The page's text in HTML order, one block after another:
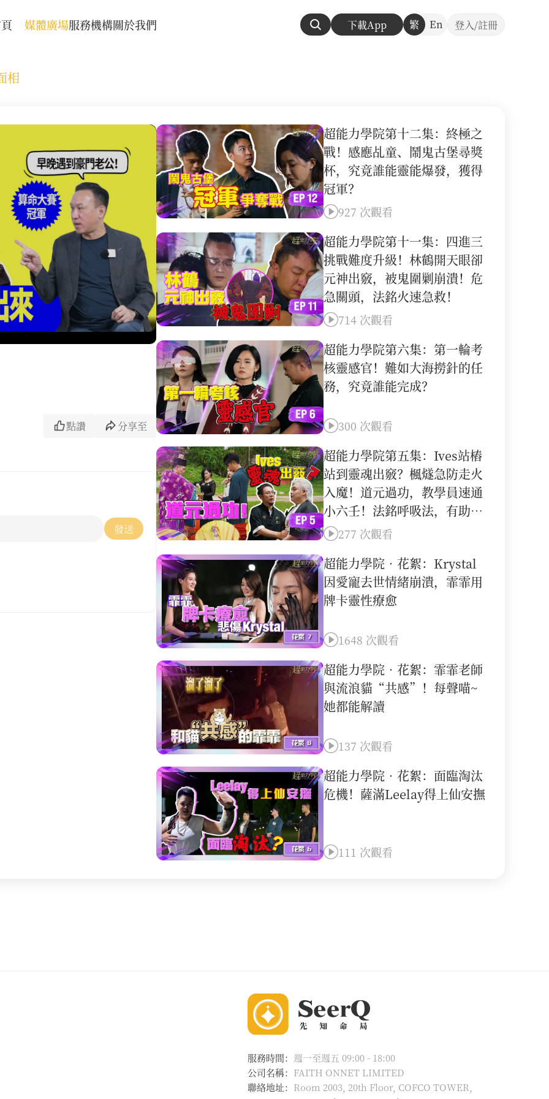
媒體廣場服務機構關於我們 下載App 繁 En 登入/註冊
相
點讚 分享至
發送
超能力學院第十二集：終極之
戰！感應乩童、鬧鬼古堡尋獎
杯，究竟誰能靈能爆發，獲得
冠軍？
927 次觀看
超能力學院第十一集：四進三
挑戰難度升級！林鶴開天眼卻
元神出竅，被鬼圍剿崩潰！危
急關頭，法銘火速急救！
714 次觀看
超能力學院第六集：第一輪考
核靈感官！難如大海撈針的任
務，究竟誰能完成？
300 次觀看
超能力學院第五集：Ives站樁
站到靈魂出竅？楓燧急防走火
入魔！道元過功，教學員速通
小六壬！法銘呼吸法，有助能
量轉化除陰氣！
277 次觀看
超能力學院•花絮：Krystal
因愛寵去世情緒崩潰，霏霏用
牌卡靈性療愈
1648 次觀看
超能力學院•花絮：霏霏老師
與流浪貓“共感”！每聲喵~
她都能解讀
137 次觀看
超能力學院•花絮：面臨淘汰
危機！薩滿Leelay得上仙安撫
111 次觀看
服務時間： 週一至週五 09:00 - 18:00
公司名稱： FAITH ONNET LIMITED
聯絡地址： Room 2003, 20th Floor, COFCO TOWER,